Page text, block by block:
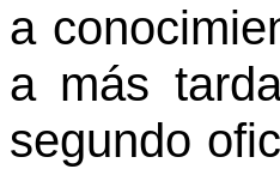
a
a más
segundo